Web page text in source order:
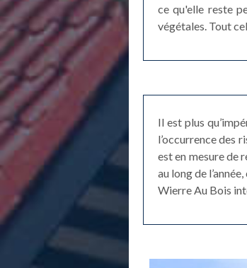
ce qu'elle reste
végétales. Tout
Il est plus
l’occurrence des
est en mesure de
au long de
Wierre Au Bois